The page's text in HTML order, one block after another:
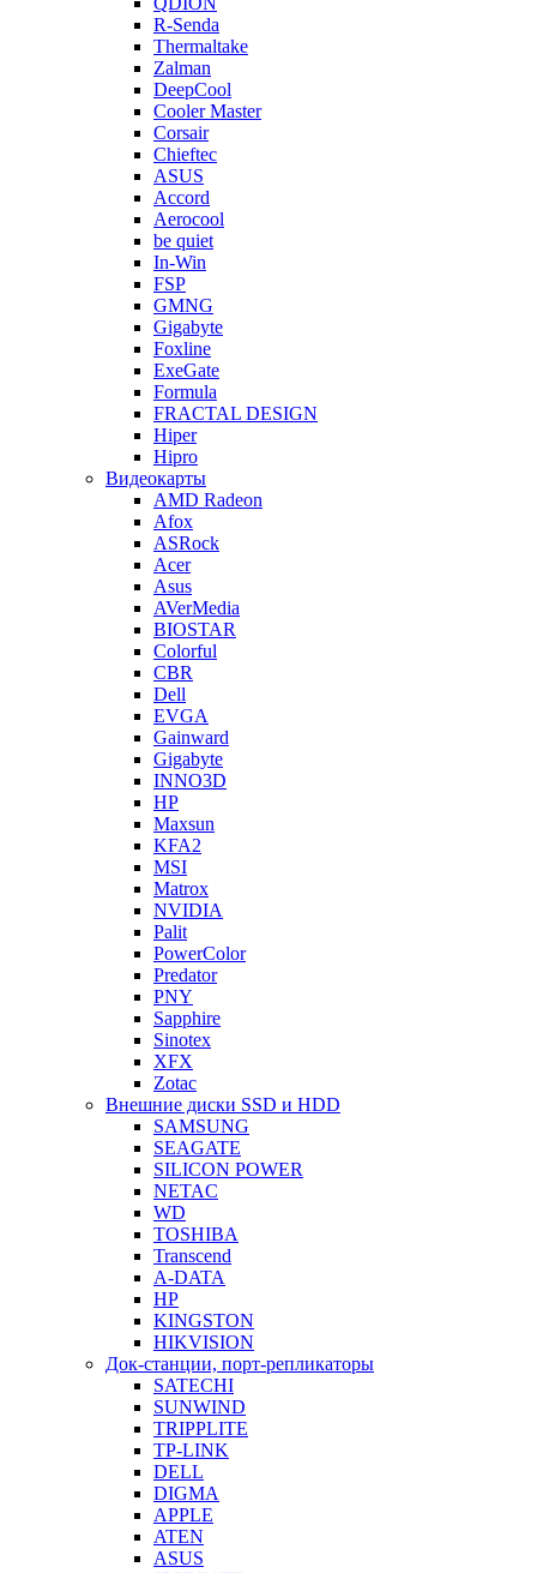
R-Senda
Thermaltake
Zalman
DeepCool
Cooler Master
Corsair
Chieftec
ASUS
Accord
Aerocool
be quiet
In-Win
FSP
GMNG
Gigabyte
Foxline
ExeGate
Formula
FRACTAL DESIGN
Hiper
Hipro
Видеокарты
AMD Radeon
Afox
ASRock
Acer
Asus
AVerMedia
BIOSTAR
Colorful
CBR
Dell
EVGA
Gainward
Gigabyte
INNO3D
HP
Maxsun
KFA2
MSI
Matrox
NVIDIA
Palit
PowerColor
Predator
PNY
Sapphire
Sinotex
XFX
Zotac
Внешние диски SSD и HDD
SAMSUNG
SEAGATE
SILICON POWER
NETAC
WD
TOSHIBA
Transcend
A-DATA
HP
KINGSTON
HIKVISION
Док-станции, порт-репликаторы
SATECHI
SUNWIND
TRIPPLITE
TP-LINK
DELL
DIGMA
APPLE
ATEN
ASUS